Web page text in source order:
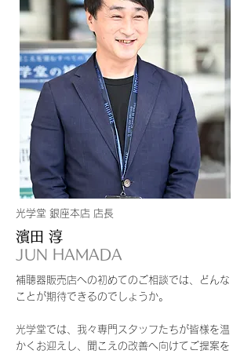
光学堂 銀座本店 店長
濱田 淳
JUN HAMADA
補聴器販売店への初めてのご相談では、どんな
ことが期待できるのでしょうか。
光学堂では、我々専門スタッフたちが皆様を温
かくお迎えし、聞こえの改善へ向けてご提案を